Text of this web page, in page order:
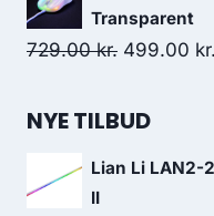
Transparent
729.00kr. Original
was:
499.00 kr.
NYE TILBUD
Lian Li LAN2-
II